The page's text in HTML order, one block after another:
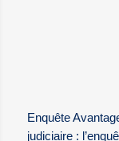
Enquête
judiciaire :